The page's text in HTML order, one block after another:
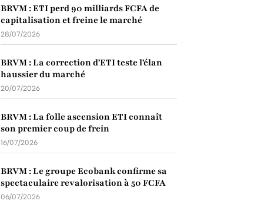
BRVM : ETI perd 90 milliards FCFA de
capitalisation et freine le marché
28/07/2026
BRVM : La correction d'ETI teste l'élan
haussier du marché
20/07/2026
BRVM : La folle ascension ETI connaît
son premier coup de frein
16/07/2026
BRVM : Le groupe Ecobank confirme sa
spectaculaire revalorisation à 50 FCFA
06/07/2026